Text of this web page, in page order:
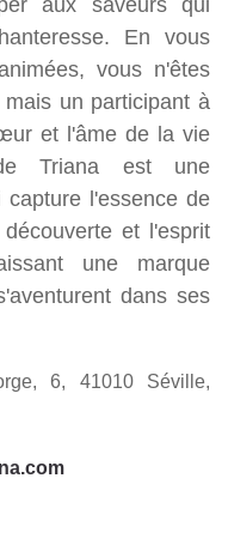
En vous
vous n'êtes
un participant à
et l'âme de la vie
Triana est une
capture l'essence de
et l'esprit
une marque
dans ses
6, 41010 Séville,